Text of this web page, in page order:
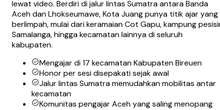
lewat video. Berdiri di jalur lintas Sumatra antara Banda
Aceh dan Lhokseumawe, Kota Juang punya titik ajar yang
berlimpah, mulai dari keramaian Cot Gapu, kampung
Samalanga, hingga kecamatan lainnya di seluruh
kabupaten.
Mengajar di 17 kecamatan Kabupaten Bireuen
Honor per sesi disepakati sejak awal
Jalur lintas Sumatra memudahkan mobilitas antar
kecamatan
Komunitas pengajar Aceh yang saling menopang